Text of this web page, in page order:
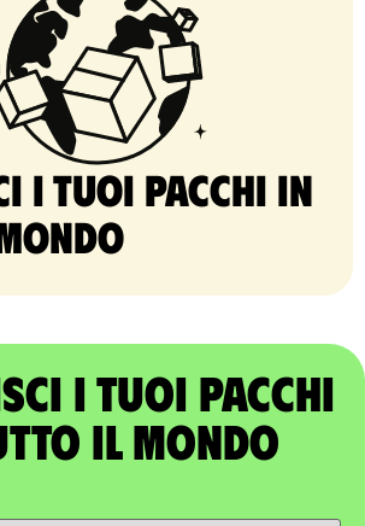
i tuoi pacchi in
i tuoi pacchi
il mondo